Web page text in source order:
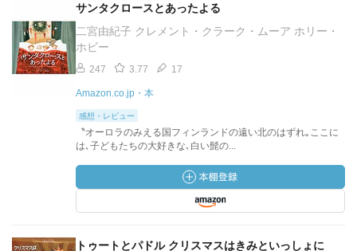
サンタクロースとあったよる
二宮由紀子 クレメント・クラーク・ムーア ホリー・
ホビー
247 3.77 17
Amazon.co.jp・本
感想・レビュー
〝オーロラのみえる国フィンランドの遠い北のはずれ｡ここに
は､子どもたちの大好きな､白い髭の...
トゥートとパドル クリスマスはきみといっしょに